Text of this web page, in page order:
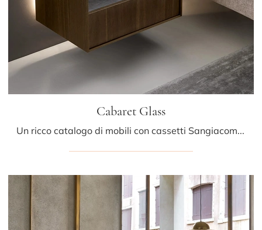
Cabaret Glass
Un ricco catalogo di mobili con cassetti Sangiacomo: i comodini design in legno, come Cabaret Glass, sono tra le proposte più esclusive.